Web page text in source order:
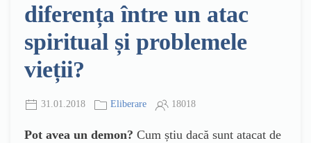
diferența între un atac
spiritual și problemele
vieții?
31.01.2018 Eliberare 18018
Pot avea un demon? Cum știu dacă sunt atacat de